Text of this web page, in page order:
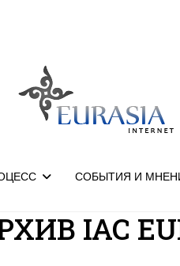
СОБЫТИЯ И
IAC